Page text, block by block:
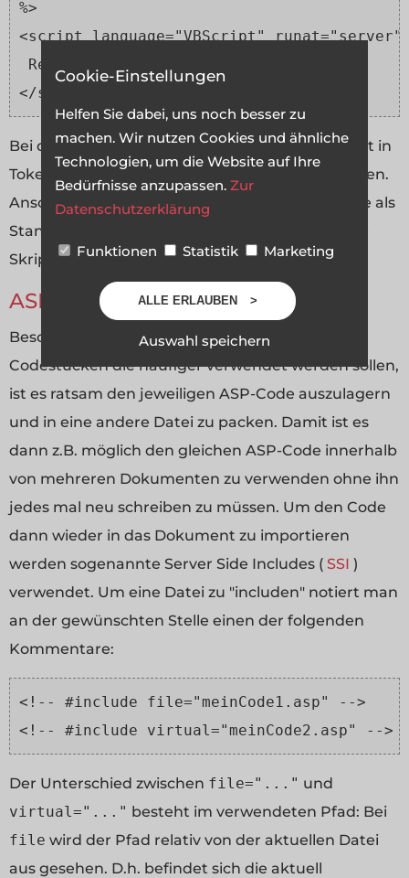
%>
<script language="VBScript"
Response.write("Ich bin VBScript")
</script>
Bei der @-Language Direktive wird ein Abschnitt in
Token-Schreibweise mit dem
-Zeichen begonnen.
Anschließend wird mitLanguage="
die als
Standard für dieses Dokument zu verwendende
Skriptsprache definiert.
ASP-Code auslagern
Besonders bei größeren Projekten und bei
Codestücken die häufiger verwendet werden sollen,
ist es ratsam den jeweiligen ASP-Code auszulagern
und in eine andere Datei zu packen. Damit ist es
dann z.B. möglich den gleichen ASP-Code innerhalb
von mehreren Dokumenten zu verwenden ohne ihn
jedes mal neu schreiben zu müssen. Um den Code
dann wieder in das Dokument zu importieren
werden sogenannte Server Side Includes ( SSI )
verwendet. Um eine Datei zu "includen" notiert man
an der gewünschten Stelle einen der folgenden
Kommentare:
<!-- #include file="meinCode1.asp" -->
<!-- #include virtual="meinCode2.asp" -->
Der Unterschied zwischen file="..." und
virtual="..." besteht im verwendeten Pfad: Bei
file wird der Pfad relativ von der aktuellen Datei
aus gesehen. D.h. befindet sich die aktuell
Cookie-Einstellungen
Helfen Sie dabei, uns noch besser zu
machen. Wir nutzen Cookies und ähnliche
Technologien, um die Website auf Ihre
Bedürfnisse anzupassen. Zur
Datenschutzerklärung
Funktionen Statistik Marketing
ALLE ERLAUBEN
Auswahl speichern